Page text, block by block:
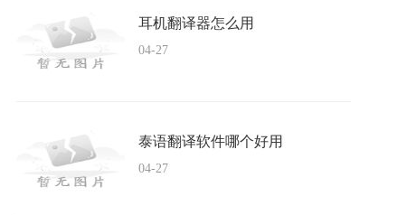
耳机翻译器怎么用
04-27
泰语翻译软件哪个好用
04-27